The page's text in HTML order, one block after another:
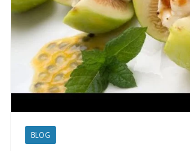
BLOG